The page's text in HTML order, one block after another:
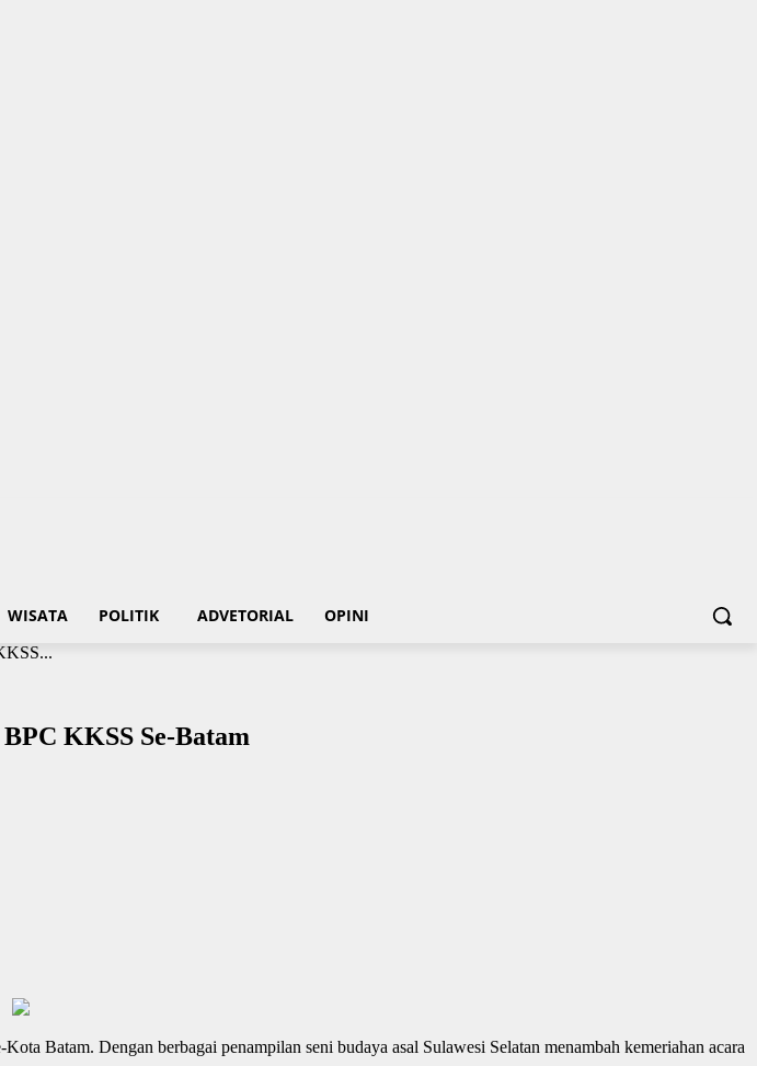
WISATA POLITIK ADVETORIAL OPINI
KKSS Se-Batam
Batam. Dengan berbagai penampilan seni budaya asal Sulawesi Selatan menambah kemeriahan acara